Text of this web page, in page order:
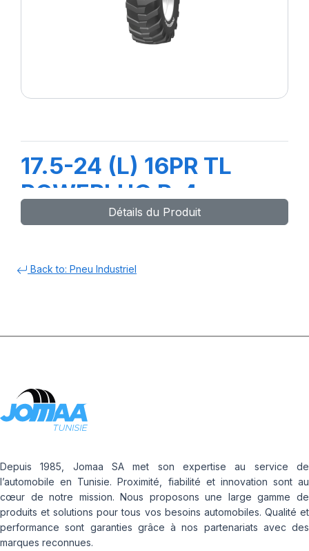
17.5-24 (L) 16PR TL
POWERLUG R-4
Détails du Produit
Back to: Pneu Industriel
Depuis 1985, Jomaa SA met son expertise au service de
l’automobile en Tunisie. Proximité, fiabilité et innovation sont au
cœur de notre mission. Nous proposons une large gamme de
produits et solutions pour tous vos besoins automobiles. Qualité et
performance sont garanties grâce à nos partenariats avec des
marques reconnues.